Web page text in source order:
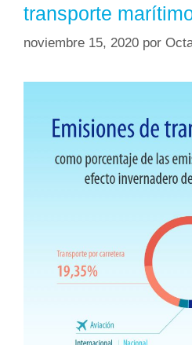
transporte
noviembre 15, 2020 por